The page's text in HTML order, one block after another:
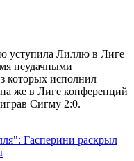
уступила Лиллю в Лиге
неудачными
которых исполнил
же в Лиге конференций
Сигму 2:0.
Гасперини раскрыл